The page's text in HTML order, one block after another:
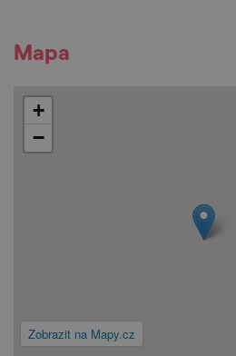
Mapa
Zobrazit na Mapy.cz
+
−